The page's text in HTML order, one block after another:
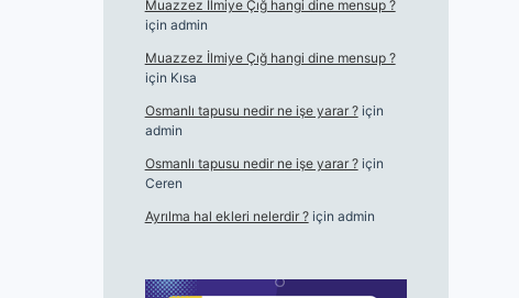
Muazzez İlmiye Çığ hangi dine mensup ?
için admin
Muazzez İlmiye Çığ hangi dine mensup ?
için Kısa
Osmanlı tapusu nedir ne işe yarar ?için
admin
Osmanlı tapusu nedir ne işe yarar ?için
Ceren
Ayrılma hal ekleri nelerdir ?için admin